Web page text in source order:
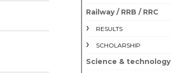
Railway / RRB / RRC
RESULTS
SCHOLARSHIP
Science & technology